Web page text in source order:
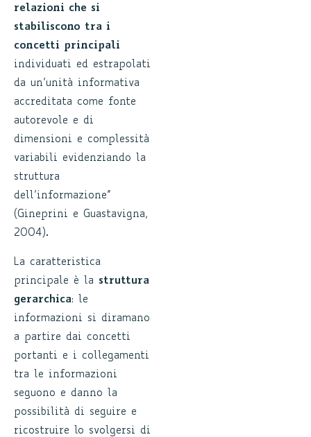
relazioni che si
stabiliscono tra i
concetti principali
individuati ed estrapolati
da un’unità informativa
accreditata come fonte
autorevole e di
dimensioni e complessità
variabili evidenziando la
struttura
dell’informazione”
(Gineprini e Guastavigna,
2004).
La caratteristica
principale è la struttura
gerarchica: le
informazioni si diramano
a partire dai concetti
portanti e i collegamenti
tra le informazioni
seguono e danno la
possibilità di seguire e
ricostruire lo svolgersi di